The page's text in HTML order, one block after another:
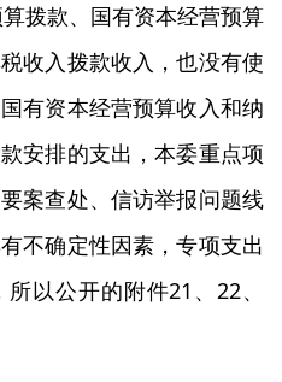
拨款、国有资本经营预算
收入拨款收入，也没有使
有资本经营预算收入和纳
安排的支出，本委重点项
案查处、信访举报问题线
不确定性因素，专项支出
以公开的附件21、22、